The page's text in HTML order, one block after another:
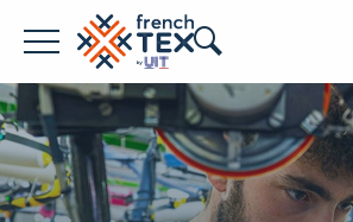
Offres d'emploi
Entreprises
Métiers